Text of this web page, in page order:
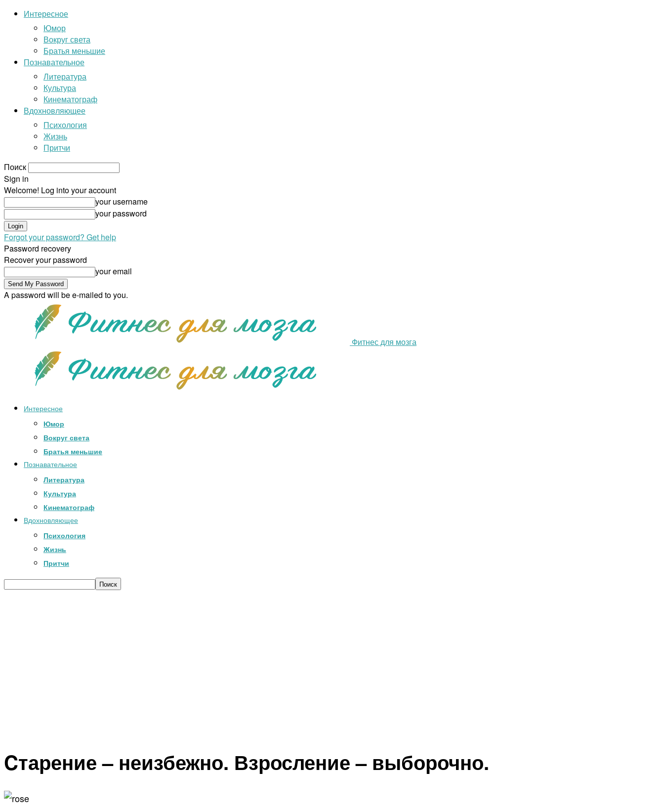
Интересное
Юмор
Вокруг света
Братья меньшие
Познавательное
Литература
Культура
Кинематограф
Вдохновляющее
Психология
Жизнь
Притчи
Поиск
Sign in
Welcome! Log into your account
your username
your password
Forgot your password? Get help
Password recovery
Recover your password
your email
A password will be e-mailed to you.
Фитнес для мозга
Интересное
Юмор
Вокруг света
Братья меньшие
Познавательное
Литература
Культура
Кинематограф
Вдохновляющее
Психология
Жизнь
Притчи
Cтарение – неизбежно. Взросление – выборочно.